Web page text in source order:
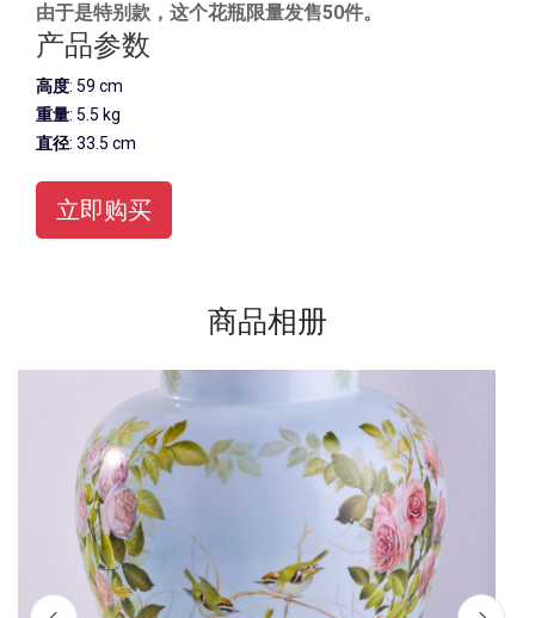
由于是特别款，这个花瓶限量发售50件。
产品参数
高度: 59 cm
重量: 5.5 kg
直径: 33.5 cm
立即购买
商品相册